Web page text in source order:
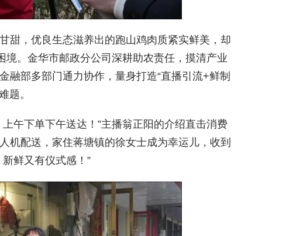
，优良生态滋养出的跑山鸡肉质紧实鲜美，却
。 金华市邮政分公司 深耕助农责任，摸清产业
融部多部门通力协作，量身打造“直播引流+鲜制
题。
午下单下午送达！”主播翁正阳 的介绍直击消费
机配送，家住蒋塘镇的徐女士成为幸运儿，收到
鲜又有仪式感！”